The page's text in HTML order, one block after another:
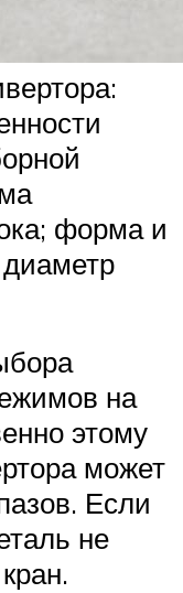
форма и
диаметр
на
этому
может
Если
не